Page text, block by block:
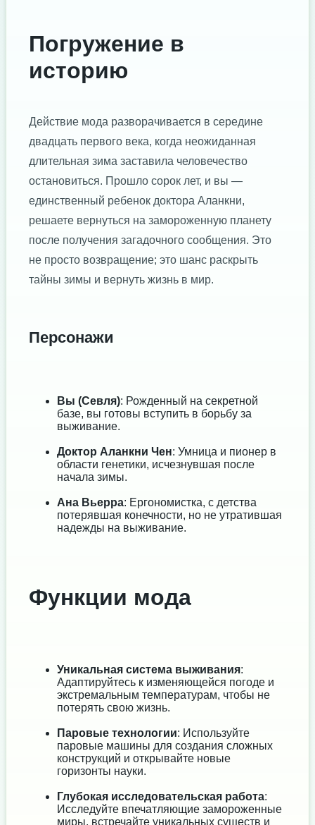
Погружение в
историю
Действие мода разворачивается в середине
двадцать первого века, когда неожиданная
длительная зима заставила человечество
остановиться. Прошло сорок лет, и вы —
единственный ребенок доктора Аланкни,
решаете вернуться на замороженную планету
после получения загадочного сообщения. Это
не просто возвращение; это шанс раскрыть
тайны зимы и вернуть жизнь в мир.
Персонажи
Вы (Севля): Рожденный на секретной
базе, вы готовы вступить в борьбу за
выживание.
Доктор Аланкни Чен: Умница и пионер в
области генетики, исчезнувшая после
начала зимы.
Ана Вьерра: Ергономистка, с детства
потерявшая конечности, но не утратившая
надежды на выживание.
Функции мода
Уникальная система выживания:
Адаптируйтесь к изменяющейся погоде и
экстремальным температурам, чтобы не
потерять свою жизнь.
Паровые технологии: Используйте
паровые машины для создания сложных
конструкций и открывайте новые
горизонты науки.
Глубокая исследовательская работа:
Исследуйте впечатляющие замороженные
миры, встречайте уникальных существ и